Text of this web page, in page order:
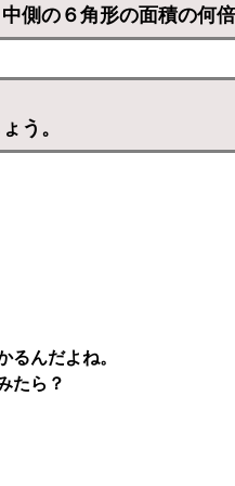
側の６角形の面積の何倍
う。
んだよね。
たら？